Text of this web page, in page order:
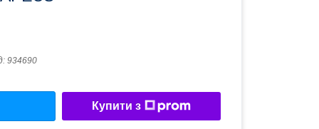
934690
Купити з